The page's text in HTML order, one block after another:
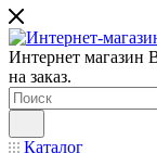
Интернет магазин
на заказ.
Каталог